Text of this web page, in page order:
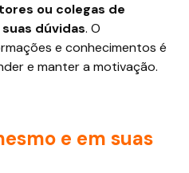
ou colegas de
dúvidas. O
e conhecimentos é
e manter a motivação.
e em suas